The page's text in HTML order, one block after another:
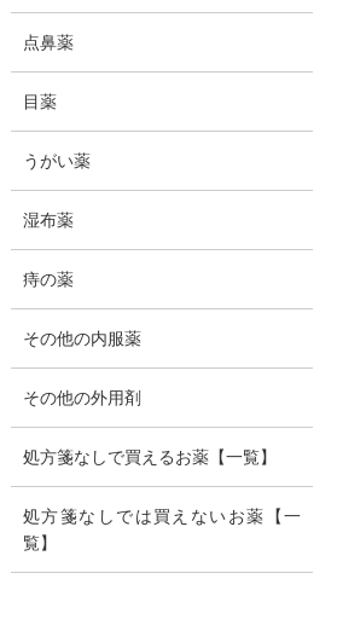
点鼻薬
目薬
うがい薬
湿布薬
痔の薬
その他の内服薬
その他の外用剤
処方箋なしで買えるお薬【一覧】
処方箋なしでは買えないお薬【一
覧】